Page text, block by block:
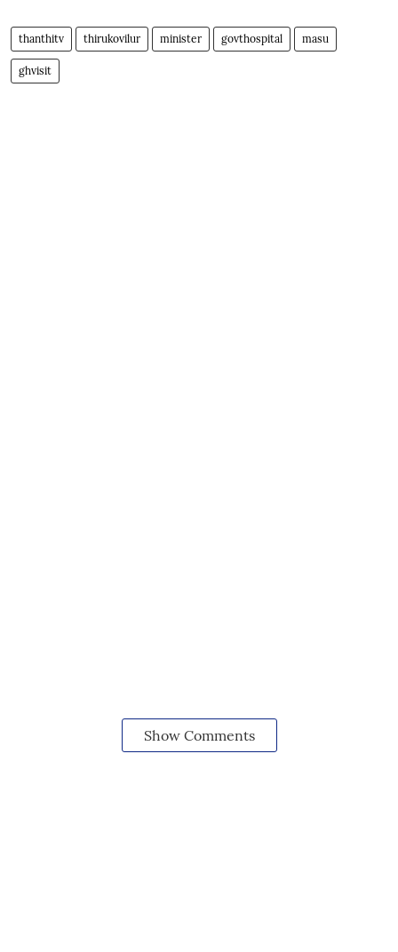
thanthitv thirukovilur minister govthospital masu
ghvisit
Show Comments